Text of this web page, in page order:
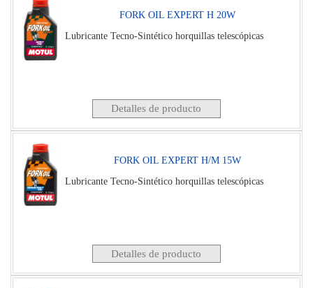
FORK OIL EXPERT H 20W
Lubricante Tecno-Sintético horquillas telescópicas
Detalles de producto
FORK OIL EXPERT H/M 15W
Lubricante Tecno-Sintético horquillas telescópicas
Detalles de producto